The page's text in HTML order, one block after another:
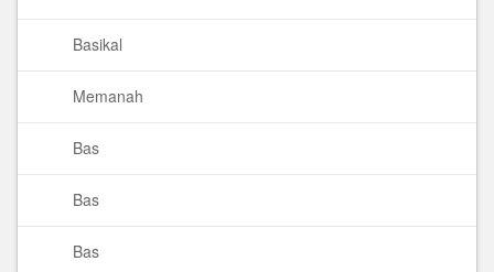
Basikal
Memanah
Bas
Bas
Bas